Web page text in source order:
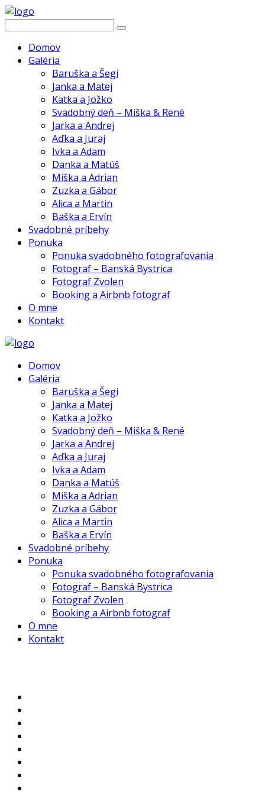
Domov
Galéria
Baruška a Šegi
Janka a Matej
Katka a Jožko
Svadobný deň – Miška & René
Jarka a Andrej
Aďka a Juraj
Ivka a Adam
Danka a Matúš
Miška a Adrian
Zuzka a Gábor
Alica a Martin
Baška a Ervín
Svadobné príbehy
Ponuka
Ponuka svadobného fotografovania
Fotograf – Banská Bystrica
Fotograf Zvolen
Booking a Airbnb fotograf
O mne
Kontakt
Domov
Galéria
Baruška a Šegi
Janka a Matej
Katka a Jožko
Svadobný deň – Miška & René
Jarka a Andrej
Aďka a Juraj
Ivka a Adam
Danka a Matúš
Miška a Adrian
Zuzka a Gábor
Alica a Martin
Baška a Ervín
Svadobné príbehy
Ponuka
Ponuka svadobného fotografovania
Fotograf – Banská Bystrica
Fotograf Zvolen
Booking a Airbnb fotograf
O mne
Kontakt